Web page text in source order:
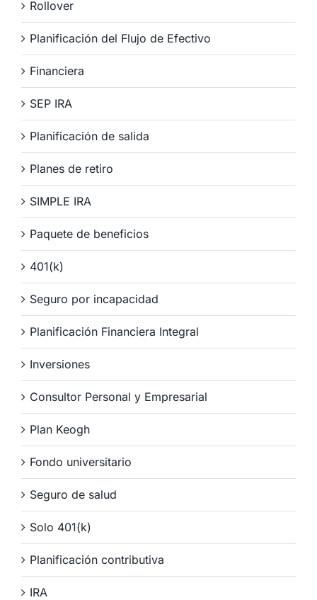
Rollover
Planificación del Flujo de Efectivo
Financiera
SEP IRA
Planificación de salida
Planes de retiro
SIMPLE IRA
Paquete de beneficios
401(k)
Seguro por incapacidad
Planificación Financiera Integral
Inversiones
Consultor Personal y Empresarial
Plan Keogh
Fondo universitario
Seguro de salud
Solo 401(k)
Planificación contributiva
IRA